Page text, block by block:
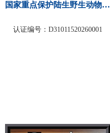
国家重点保护陆生野生动物人...
认证编号：D31011520260001